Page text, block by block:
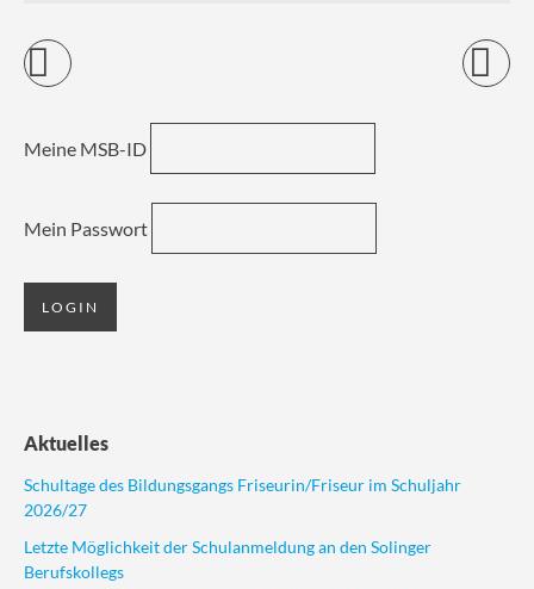
Meine MSB-ID
Mein Passwort
Aktuelles
Schultage des Bildungsgangs Friseurin/Friseur im Schuljahr
2026/27
Letzte Möglichkeit der Schulanmeldung an den Solinger
Berufskollegs